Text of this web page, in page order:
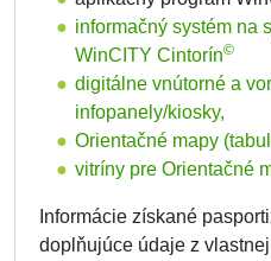
informačný systém na
WinCITY Cintorín©
digitálne vnútorné a
infopanely/kiosky,
Orientačné mapy
vitríny pre Orientačné
Informácie získané
doplňujúce údaje z